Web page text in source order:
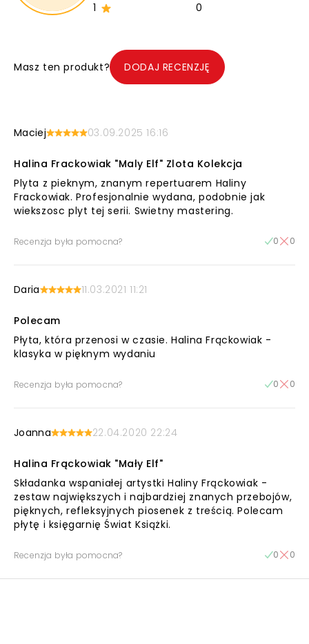
1
0
Masz ten produkt? DODAJ RECENZJĘ
Maciej 03.09.2025 16:16
Halina Frackowiak "Maly Elf" Zlota Kolekcja
Plyta z pieknym, znanym repertuarem Haliny
Frackowiak. Profesjonalnie wydana, podobnie jak
wiekszosc plyt tej serii. Swietny mastering.
Recenzja była pomocna? 0 0
Daria 11.03.2021 11:21
Polecam
Płyta, która przenosi w czasie. Halina Frąckowiak -
klasyka w pięknym wydaniu
Recenzja była pomocna? 0 0
Joanna 22.04.2020 22:24
Halina Frąckowiak "Mały Elf"
Składanka wspaniałej artystki Haliny Frąckowiak -
zestaw największych i najbardziej znanych przebojów,
pięknych, refleksyjnych piosenek z treścią. Polecam
płytę i księgarnię Świat Książki.
Recenzja była pomocna? 0 0